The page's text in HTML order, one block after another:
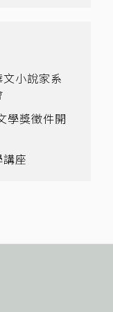
小說家系
學獎徵件開
座